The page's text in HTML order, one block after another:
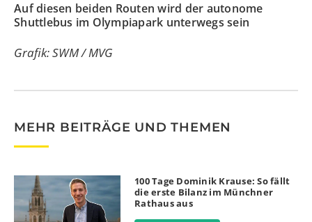
Auf diesen beiden Routen wird der autonome
Shuttlebus im Olympiapark unterwegs sein
Grafik: SWM / MVG
MEHR BEITRÄGE UND THEMEN
100 Tage Dominik Krause: So fällt
die erste Bilanz im Münchner
Rathaus aus